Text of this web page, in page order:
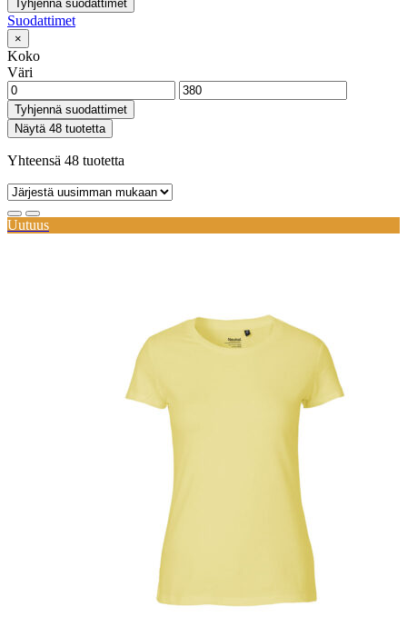
Tyhjennä suodattimet
Suodattimet
×
Koko
Väri
Tyhjennä suodattimet
Näytä 48 tuotetta
Yhteensä 48 tuotetta
Uutuus